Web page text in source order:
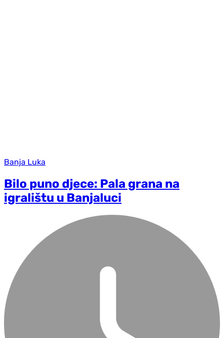
Banja Luka
Bilo puno djece: Pala grana na
igralištu u Banjaluci